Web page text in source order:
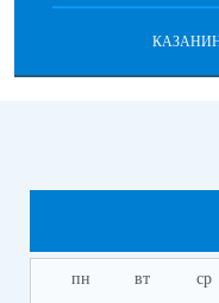
пн вт ср